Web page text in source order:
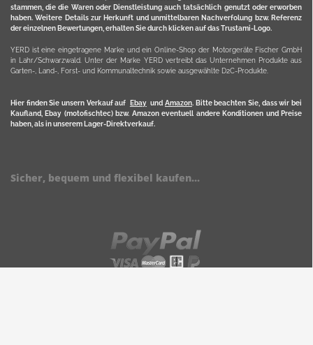
stammen, die die Waren oder Dienstleistung auch tatsächlich genutzt oder erworben
haben. Weitere Details zur Herkunft und unmittelbaren Nachverfolung bzw. Referenz
der einzelnen Bewertungen, erhalten Sie durch klicken auf das Trustami-Logo.
YERD ist eine eingetragene Marke und ein Online-Shop der Motorgeräte Fischer GmbH
in Lahr/Schwarzwald. Unter der Marke YERD vertreibt das Unternehmen Produkte aus
Garten-, Land-, Forst- und Kommunaltechnik sowie ausgewählte D2C-Produkte.
Hier finden Sie unsern Verkauf auf Ebayund Amazon. Bitte beachten Sie, dass wir bei
Kaufland, Ebay (motofischtec) bzw. Amazon eventuell andere Konditionen und Preise
haben, als in unserem Lager-Direktverkauf.
Sicher, bequem und flexibel kaufen...